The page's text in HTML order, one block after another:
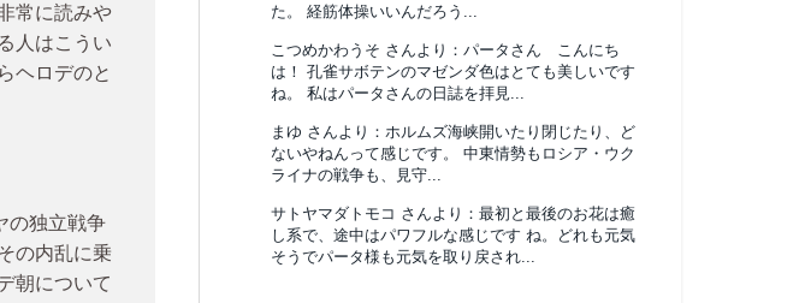
常に読みや
人はこうい
ヘロデのと
の独立戦争
の内乱に乗
朝について
た。 経筋体操いいんだろう...
こつめかわうそ さんより： パータさん こんにち
は！ 孔雀サボテンのマゼンダ色はとても美しいです
ね。 私はパータさんの日誌を拝見...
まゆ さんより： ホルムズ海峡開いたり閉じたり、ど
ないやねんって感じです。 中東情勢もロシア・ウク
ライナの戦争も、見守...
サトヤマダトモコ さんより： 最初と最後のお花は癒
し系で、途中はパワフルな感じです ね。どれも元気
そうでパータ様も元気を取り戻され...